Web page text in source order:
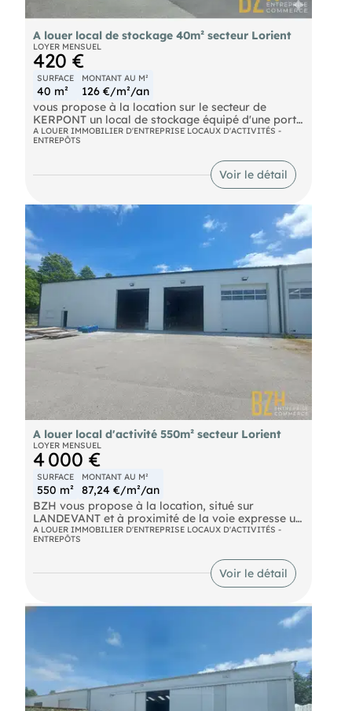
à la recherche d'un bâtiment professionnel
fonctionnel dans le secteur de Merlevenez, à
proximité des principaux axes desservant le
bassin économique de Lorient. Pour tout
renseignement complémentaire ou pour organiser
une visite, contactez . Ref: 7943
A louer local de stockage 40m² secteur Lorient
LOYER MENSUEL
420 €
SURFACE
40 m²
MONTANT AU M²
126 €/m²/an
vous propose à la location sur le secteur de
KERPONT un local de stockage équipé d'une porte
sectionnelle et une porte de service. Compteur
électrique individuel Accessibilité 4 voie rapide.
A LOUER IMMOBILIER D'ENTREPRISE LOCAUX D'ACTIVITÉS -
ENTREPÔTS
Voir le détail
A louer local d'activité 550m² secteur Lorient
LOYER MENSUEL
4 000 €
SURFACE
550 m²
MONTANT AU M²
87,24 €/m²/an
BZH vous propose à la location, situé sur
LANDEVANT et à proximité de la voie expresse un
local d'activité isolé double peau toiture et
bardage d'environ 550 m² situé dans un ensemble
immobilier. Ce local comprend 3 portes
sectionnelles, un bureau, Wc et lave main.
Stationnements privatifs. Site cloturé Ref 7941
A LOUER IMMOBILIER D'ENTREPRISE LOCAUX D'ACTIVITÉS -
ENTREPÔTS
Voir le détail